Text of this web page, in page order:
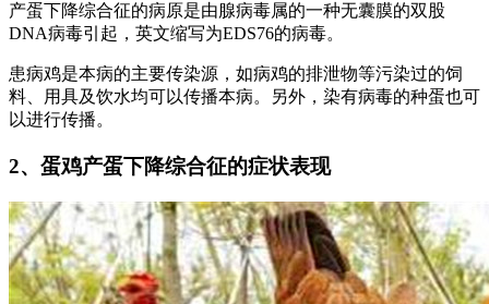
产蛋下降综合征的病原是由腺病毒属的一种无囊膜的双股
DNA病毒引起，英文缩写为EDS76的病毒。
患病鸡是本病的主要传染源，如病鸡的排泄物等污染过的饲
料、用具及饮水均可以传播本病。另外，染有病毒的种蛋也可
以进行传播。
2、蛋鸡产蛋下降综合征的症状表现